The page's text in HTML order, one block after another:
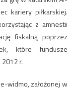
kariery piłkarskiej.
z amnestii
fiskalną poprzez
które fundusze
r.
widmo, założonej w